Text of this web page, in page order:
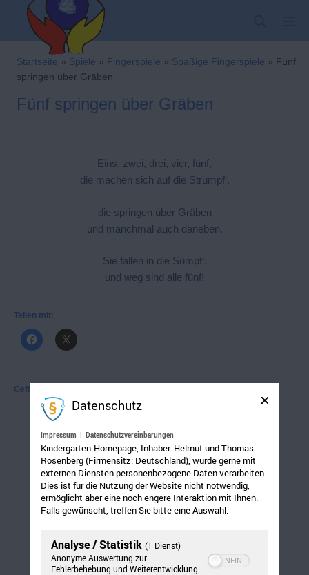
springen
Kindergarten-
Startseite » Spiele » Fingerspiele » Spaßige Fingerspiele » Fünf
springen über Gräben
Fünf springen über Gräben
Eins, zwei, drei, vier, fünf,
die machen sich auf die Strümpf‘,
die springen über Gräben
und manchmal auch daneben.
Sie fallen in die Sümpf‘,
und weg sind alle fünf!
Teilen mit:
Gefällt mir:
Datenschutz
Impressum | Datenschutzvereinbarungen
Kindergarten-Homepage, Inhaber: Helmut und Thomas
Rosenberg (Firmensitz: Deutschland), würde gerne mit
externen Diensten personenbezogene Daten verarbeiten.
Dies ist für die Nutzung der Website nicht notwendig,
ermöglicht aber eine noch engere Interaktion mit Ihnen.
Falls gewünscht, treffen Sie bitte eine Auswahl:
Analyse / Statistik (1 Dienst)
Anonyme Auswertung zur
Fehlerbehebung und Weiterentwicklung